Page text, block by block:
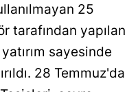
25
tarafından yapılan
sayesinde
28 Temmuz'da